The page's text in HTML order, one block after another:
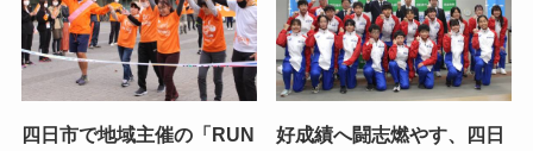
四日市で地域主催の「RUN
好成績へ闘志燃やす、四日